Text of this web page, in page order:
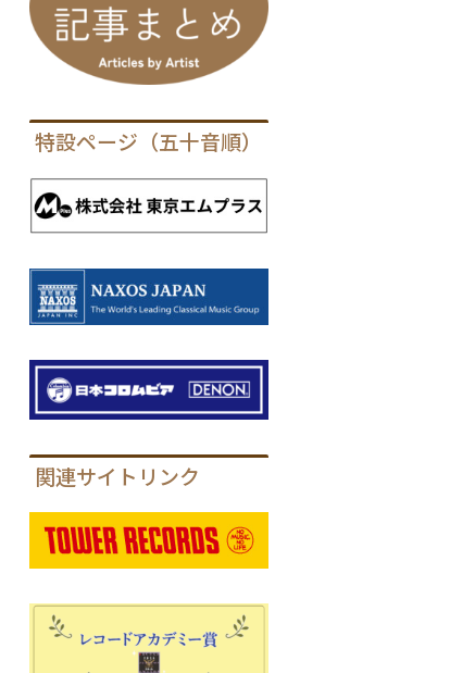
特設ページ（五十音順）
関連サイトリンク